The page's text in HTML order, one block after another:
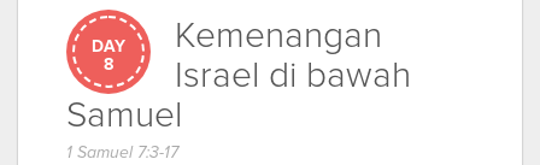
DAY
8
Kemenangan
Israel di bawah
Samuel
1 Samuel 7:3-17